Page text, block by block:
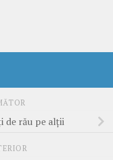
de rău pe alţii